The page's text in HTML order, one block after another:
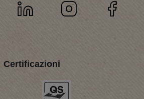
Certificazioni